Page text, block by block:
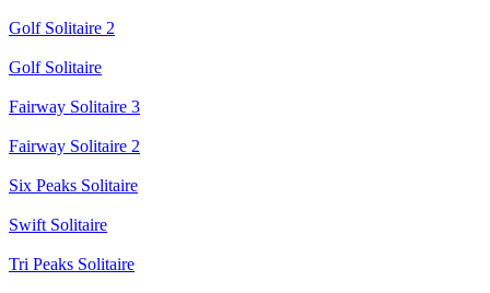
Golf Solitaire 2
Golf Solitaire
Fairway Solitaire 3
Fairway Solitaire 2
Six Peaks Solitaire
Swift Solitaire
Tri Peaks Solitaire